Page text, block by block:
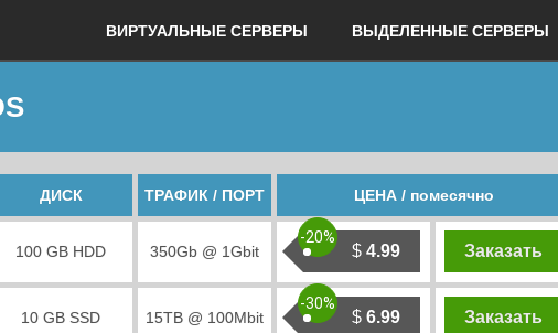
ВИРТУАЛЬНЫЕ СЕРВЕРЫ ВЫДЕЛЕННЫЕ СЕРВЕРЫ
ДИСК ТРАФИК / ПОРТ ЦЕНА / помесячно
100 GB HDD 350Gb @ 1Gbit $ 4.99
-20%
Заказать
10 GB SSD 15TB @ 100Mbit $ 6.99
-30%
Заказать